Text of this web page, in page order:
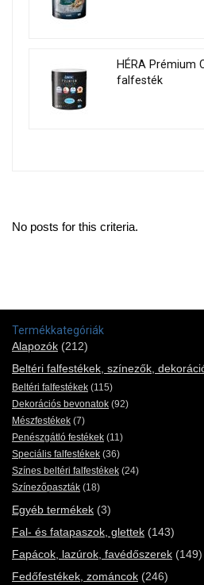
HÉRA Prémium
falfesték
No posts for this criteria.
Termékkategóriák
Alapozók (212)
Beltéri falfestékek, színezők,
Beltéri falfestékek (115)
Dekorációs bevonatok (92)
Mészfestékek (7)
Penészgátló festékek (11)
Speciális falfestékek (36)
Színes beltéri falfestékek (24)
Színezőpaszták (18)
Egyéb termékek (3)
Fal- és fatapaszok, glettek (143)
Fapácok, lazúrok, favédőszerek (149)
Fedőfestékek, zománcok (246)